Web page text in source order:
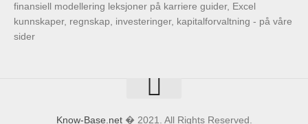
finansiell modellering leksjoner på karriere guider, Excel
kunnskaper, regnskap, investeringer, kapitalforvaltning - på våre
sider
Know-Base.net� 2021. All Rights Reserved.